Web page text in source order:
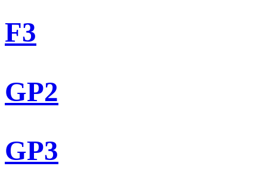
F3
GP2
GP3